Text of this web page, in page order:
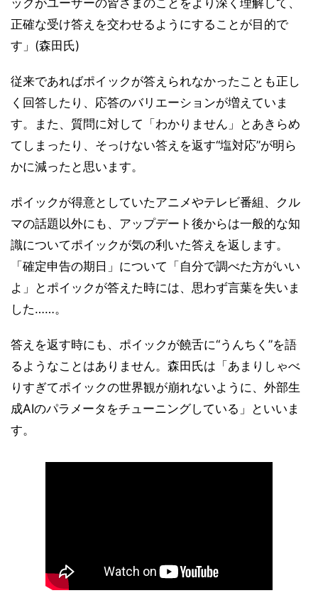
正確な受け答えを交わせるようにすることが目的で
す」(森田氏)
従来であればポイックが答えられなかったことも正し
く回答したり、応答のバリエーションが増えていま
す。また、質問に対して「わかりません」とあきらめ
てしまったり、そっけない答えを返す“塩対応”が明ら
かに減ったと思います。
ポイックが得意としていたアニメやテレビ番組、クル
マの話題以外にも、アップデート後からは一般的な知
識についてポイックが気の利いた答えを返します。
「確定申告の期日」について「自分で調べた方がいい
よ」とポイックが答えた時には、思わず言葉を失いま
した……。
答えを返す時にも、ポイックが饒舌に“うんちく”を語
るようなことはありません。森田氏は「あまりしゃべ
りすぎてポイックの世界観が崩れないように、外部生
成AIのパラメータをチューニングしている」といいま
す。